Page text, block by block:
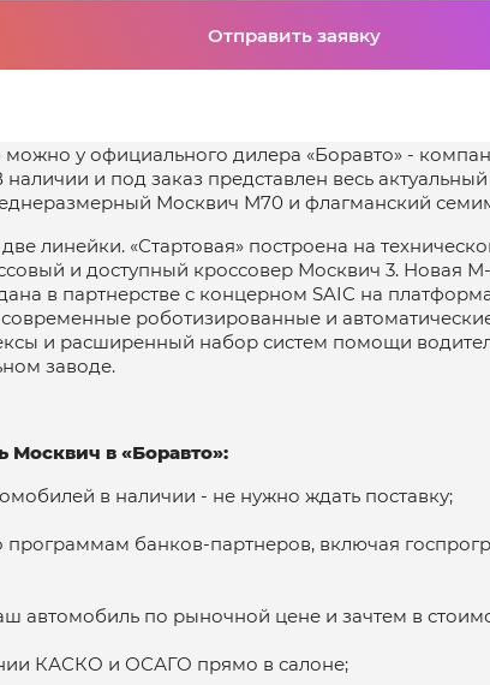
Отправить заявку
можно у официального дилера «Боравто» -
и под заказ представлен весь
Москвич М70 и флагманский
линейки. «Стартовая» построена на
и доступный кроссовер Москвич 3. Новая
в партнерстве с концерном SAIC на
роботизированные и
и расширенный набор систем помощи
заводе.
Москвич в «Боравто»:
в наличии - не нужно ждать поставку;
программам банков-партнеров, включая
автомобиль по рыночной цене и зачтем в
КАСКО и ОСАГО прямо в салоне;